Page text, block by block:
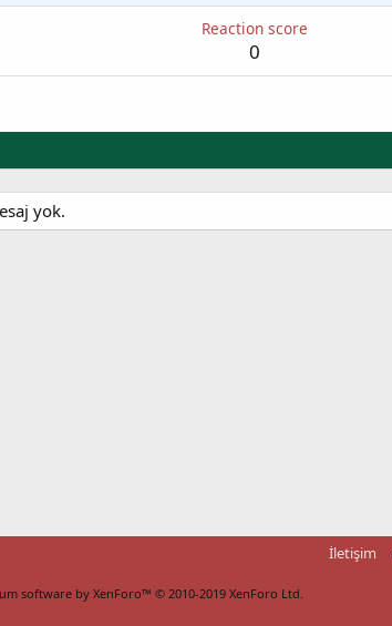
Reaction score
0
yok.
İletişim
software by XenForo™ © 2010-2019 XenForo Ltd.